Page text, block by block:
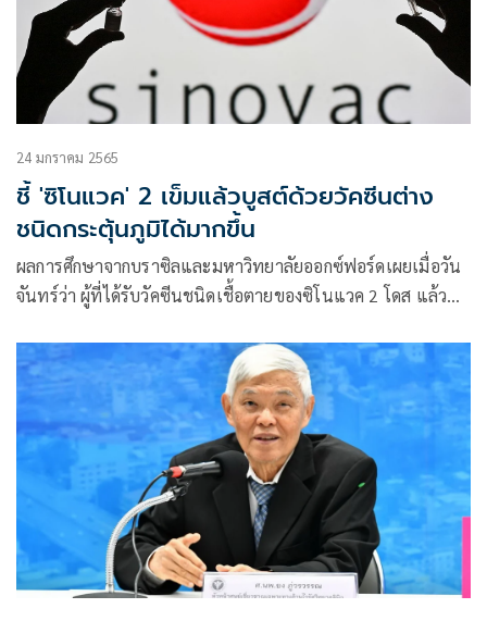
24 มกราคม 2565
ชี้ 'ซิโนแวค' 2 เข็มแล้วบูสต์ด้วยวัคซีนต่าง
ชนิดกระตุ้นภูมิได้มากขึ้น
ผลการศึกษาจากบราซิลและมหาวิทยาลัยออกซ์ฟอร์ดเผยเมื่อวัน
จันทร์ว่า ผู้ที่ได้รับวัคซีนชนิดเชื้อตายของซิโนแวค 2 โดส แล้ว
สามารถเพิ่มระดับสารภูมิต้านทานในร่างกายได้เพิ่มขึ้นอย่างมี
นัยสำคัญ